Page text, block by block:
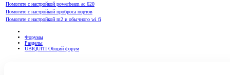
Помогите с настройкой powerbeam ac 620
Помогите с настройкой проброса портов
Помогите с настройкой m2 и обычного wi fi
Форумы
Разделы
UBIQUITI Общий форум